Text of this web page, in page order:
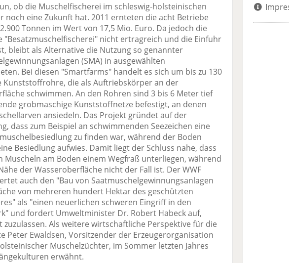
ob die Muschelfischerei im schleswig-holsteinischen
noch eine Zukunft hat. 2011 ernteten die acht Betriebe
Tonnen im Wert von 17,5 Mio. Euro. Da jedoch die
"Besatzmuschelfischerei" nicht ertragreich und die Einfuhr
bleibt als Alternative die Nutzung so genannter
(SMA) in ausgewählten
Bei diesen "Smartfarms" handelt es sich um bis zu 130
Kunststoffrohre, die als Auftriebskörper an der
schwimmen. An den Rohren sind 3 bis 6 Meter tief
grobmaschige Kunststoffnetze befestigt, an denen
ansiedeln. Das Projekt gründet auf der
dass zum Beispiel an schwimmenden Seezeichen eine
zu finden war, während der Boden
Besiedlung aufwies. Damit liegt der Schluss nahe, dass
Muscheln am Boden einem Wegfraß unterliegen, während
der Wasseroberfläche nicht der Fall ist. Der WWF
auch den "Bau von Saatmuschelgewinnungsanlagen
von mehreren hundert Hektar des geschützten
als "einen neuerlichen schweren Eingriff in den
und fordert Umweltminister Dr. Robert Habeck auf,
zuzulassen. Als weitere wirtschaftliche Perspektive für die
Peter Ewaldsen, Vorsitzender der Erzeugerorganisation
Muschelzüchter, im Sommer letzten Jahres
erwähnt.